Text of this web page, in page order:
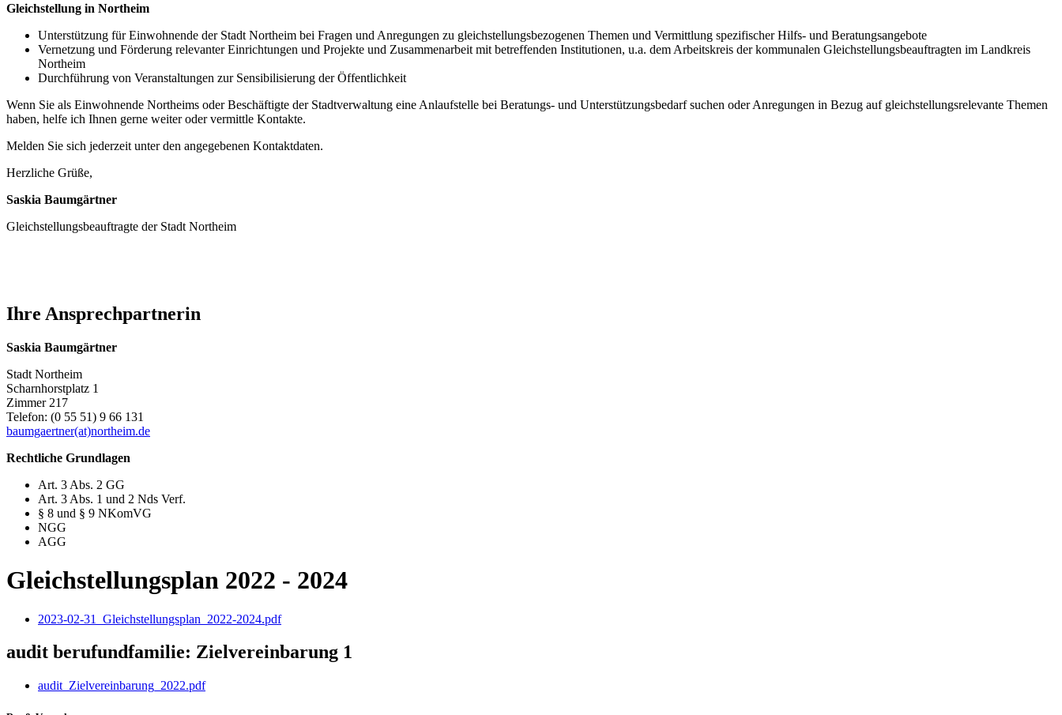
Gleichstellung in Northeim
Unterstützung für Einwohnende der Stadt Northeim bei Fragen und Anregungen zu gleichstellungsbezogenen Themen und Vermittlung spezifischer Hilfs- und Beratungsangebote
Vernetzung und Förderung relevanter Einrichtungen und Projekte und Zusammenarbeit mit betreffenden Institutionen, u.a. dem Arbeitskreis der kommunalen Gleichstellungsbeauftragten im Landkreis
Northeim
Durchführung von Veranstaltungen zur Sensibilisierung der Öffentlichkeit
Wenn Sie als Einwohnende Northeims oder Beschäftigte der Stadtverwaltung eine Anlaufstelle bei Beratungs- und Unterstützungsbedarf suchen oder Anregungen in Bezug auf gleichstellungsrelevante Themen
haben, helfe ich Ihnen gerne weiter oder vermittle Kontakte.
Melden Sie sich jederzeit unter den angegebenen Kontaktdaten.
Herzliche Grüße,
Saskia Baumgärtner
Gleichstellungsbeauftragte der Stadt Northeim
Ihre Ansprechpartnerin
Saskia Baumgärtner
Stadt Northeim
Scharnhorstplatz 1
Zimmer 217
Telefon: (0 55 51) 9 66 131
baumgaertner(at)northeim.de
Rechtliche Grundlagen
Art. 3 Abs. 2 GG
Art. 3 Abs. 1 und 2 Nds Verf.
§ 8 und § 9 NKomVG
NGG
AGG
Gleichstellungsplan 2022 - 2024
2023-02-31_Gleichstellungsplan_2022-2024.pdf
audit berufundfamilie: Zielvereinbarung 1
audit_Zielvereinbarung_2022.pdf